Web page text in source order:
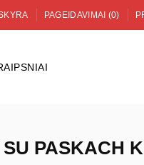
PAGEIDAVIMAI (0)
PASKACH